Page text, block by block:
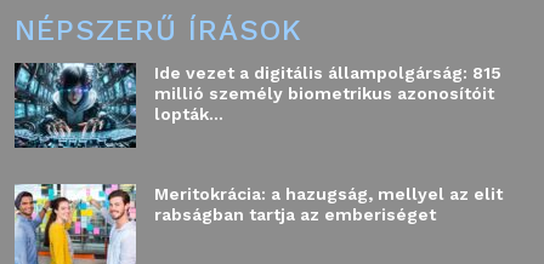
NÉPSZERŰ ÍRÁSOK
Ide vezet a digitális állampolgárság: 815
millió személy biometrikus azonosítóit
lopták...
Meritokrácia: a hazugság, mellyel az elit
rabságban tartja az emberiséget